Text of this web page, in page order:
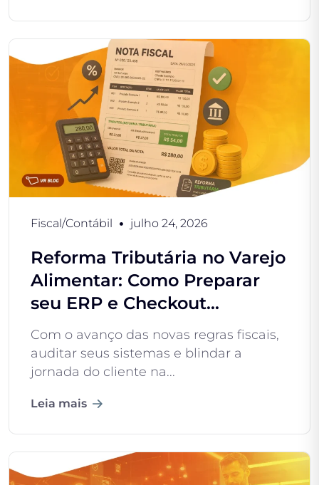
Fiscal/Contábil julho 24, 2026
Reforma Tributária no Varejo
Alimentar: Como Preparar
seu ERP e Checkout...
Com o avanço das novas regras fiscais,
auditar seus sistemas e blindar a
jornada do cliente na...
Leia mais